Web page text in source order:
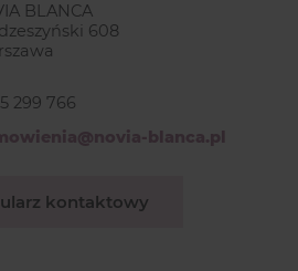
BLANCA
608
299 766
blanca.pl
kontaktowy